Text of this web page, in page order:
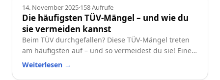
Ratgeber
14. November 2025·158Aufrufe
Die häufigsten TÜV-Mängel – und wie du
sie vermeiden kannst
Beim TÜV durchgefallen? Diese TÜV-Mängel treten
am häufigsten auf – und so vermeidest du sie! Eine
praktische Checkliste für alle Autofahrer.
Weiterlesen →